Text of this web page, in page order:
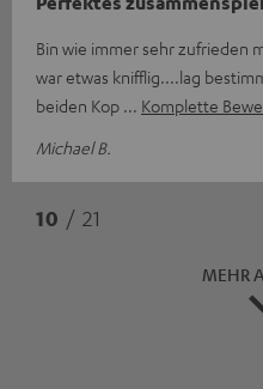
Bin wie immer sehr zufrieden
war etwas knifflig....lag
beiden Kop
Komplette
Michael B.
10 / 21
MEHR